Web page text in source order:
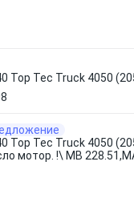
Top Tec Truck 4050
Top Tec Truck 4050
мотор. !\ MB